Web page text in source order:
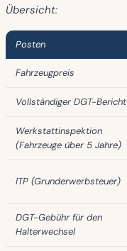
Übersicht:
Posten
Fahrzeugpreis
Vollständiger DGT-Bericht
Werkstattinspektion
(Fahrzeuge über 5 Jahre)
ITP (Grunderwerbsteuer)
DGT-Gebühr für den
Halterwechsel